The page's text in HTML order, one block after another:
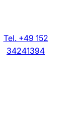
Tel. +49 152
34241394